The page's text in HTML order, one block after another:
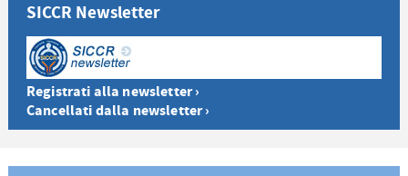
SICCR Newsletter
Registrati alla newsletter ›
Cancellati dalla newsletter ›